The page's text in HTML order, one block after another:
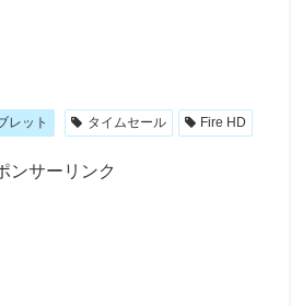
レット タイムセール Fire HD
ンサーリンク